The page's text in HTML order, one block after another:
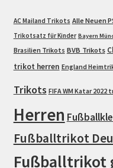
AC Mailand Trikots Alle Neuen
Trikotsatz für Kinder Bayern
Brasilien Trikots BVB Trikots
trikot herren England
Trikots FIFA WM Katar 2022
Herren
Fußballtrikot
Fußballtrikot